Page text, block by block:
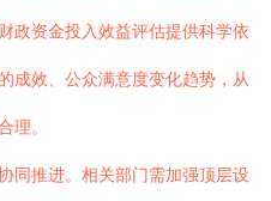
政资金投入效益评估提供科学依
成效、公众满意度变化趋势，从
理。
同推进。相关部门需加强顶层设